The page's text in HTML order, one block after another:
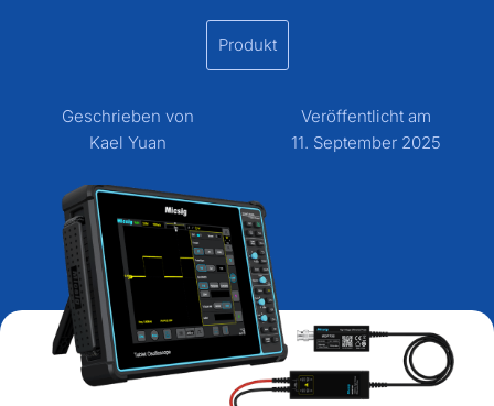
Produkt
Geschrieben von
Kael Yuan
Veröffentlicht am
11. September 2025